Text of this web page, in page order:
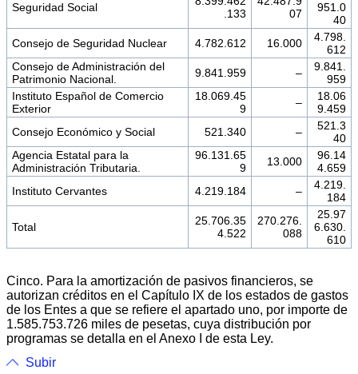
Seguridad Social
.133
07
951.0
40
Consejo de Seguridad Nuclear
4.782.612 16.000
4.798.
612
Consejo de Administración del
Patrimonio Nacional.
9.841.959 –
9.841.
959
Instituto Español de Comercio
Exterior
18.069.45
9
–
18.06
9.459
Consejo Económico y Social
521.340 –
521.3
40
Agencia Estatal para la
Administración Tributaria.
96.131.65
9
13.000
96.14
4.659
Instituto Cervantes
4.219.184 –
4.219.
184
Total
25.706.35
4.522
270.276.
088
25.97
6.630.
610
Cinco. Para la amortización de pasivos financieros, se
autorizan créditos en el Capítulo IX de los estados de gastos
de los Entes a que se refiere el apartado uno, por importe de
1.585.753.726 miles de pesetas, cuya distribución por
programas se detalla en el Anexo I de esta Ley.
Subir